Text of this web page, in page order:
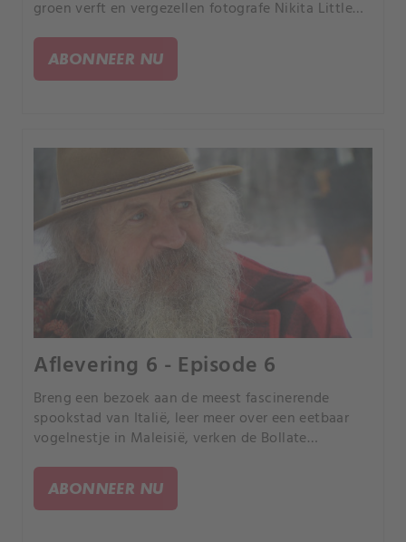
groen verft en vergezellen fotografe Nikita Little
ook India's grootste groentemarkt en China's
Dwergdorp.
ABONNEER NU
Aflevering 6 - Episode 6
Breng een bezoek aan de meest fascinerende
spookstad van Italië, leer meer over een eetbaar
vogelnestje in Maleisië, verken de Bollate
Dr. Seuss Huis wordt genoemd.
ABONNEER NU